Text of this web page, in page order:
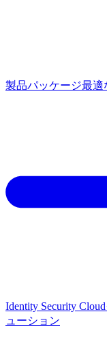
製品パッケージ最適
Identity Security Cloud
ューション